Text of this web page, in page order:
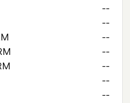
--
--
--
--
--
--
--